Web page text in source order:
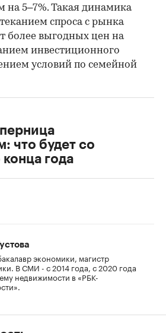
на 5–7%. Такая динамика
спроса с рынка
более выгодных цен на
инвестиционного
условий по семейной
что будет со
года
экономики, магистр
В СМИ - с 2014 года, с 2020 года
недвижимости в «РБК-